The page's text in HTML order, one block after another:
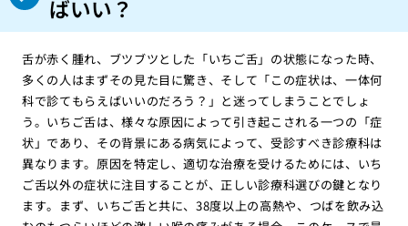
ばいい？
舌が赤く腫れ、ブツブツとした「いちご舌」の状態になった時、
多くの人はまずその見た目に驚き、そして「この症状は、一体何
科で診てもらえばいいのだろう？」と迷ってしまうことでしょ
う。いちご舌は、様々な原因によって引き起こされる一つの「症
状」であり、その背景にある病気によって、受診すべき診療科は
異なります。原因を特定し、適切な治療を受けるためには、いち
ご舌以外の症状に注目することが、正しい診療科選びの鍵となり
ます。まず、いちご舌と共に、38度以上の高熱や、つばを飲み込